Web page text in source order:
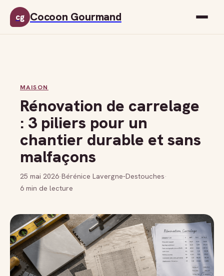
cg Cocoon Gourmand
MAISON
Rénovation de carrelage
: 3 piliers pour un
chantier durable et sans
malfaçons
25 mai 2026·Bérénice Lavergne-Destouches·
6 min de lecture